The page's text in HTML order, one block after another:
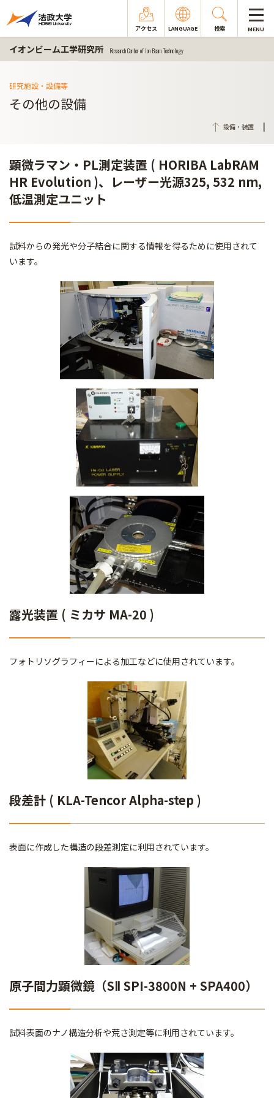
アクセス LANGUAGE 検索 MENU
イオンビーム工学研究所 Research Center of Ion Beam Technology
研究施設・設備等
その他の設備
設備・装置
顕微ラマン・PL測定装置 ( HORIBA LabRAM
HR Evolution )、レーザー光源325, 532 nm,
低温測定ユニット
試料からの発光や分子結合に関する情報を得るために使用されて
います。
露光装置 ( ミカサ MA-20 )
フォトリソグラフィーによる加工などに使用されています。
段差計 ( KLA-Tencor Alpha-step )
表面に作成した構造の段差測定に利用されています。
原子間力顕微鏡（SⅡ SPI-3800N + SPA400）
試料表面のナノ構造分析や荒さ測定等に利用されています。